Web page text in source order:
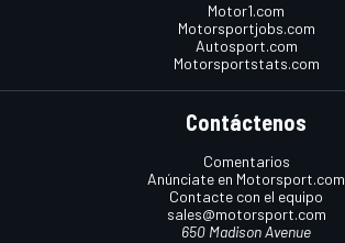
Motor1.com
Motorsportjobs.com
Autosport.com
Motorsportstats.com
Contáctenos
Comentarios
Anúnciate en Motorsport.com
Contacte con el equipo
sales@motorsport.com
650 Madison Avenue